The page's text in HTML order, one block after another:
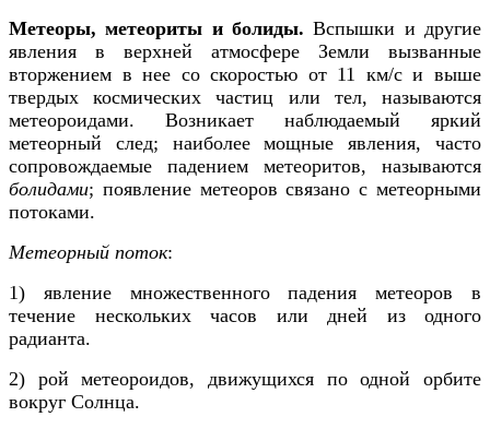
Метеоры, метеориты и болиды.Вспышки и другие
явления в верхней атмосфере Земли вызванные
вторжением в нее со скоростью от 11 км/с и выше
твердых космических частиц или тел, называются
метеороидами. Возникает наблюдаемый яркий
метеорный след; наиболее мощные явления, часто
сопровождаемые падением метеоритов, называются
болидами; появление метеоров связано с метеорными
потоками.
Метеорный поток:
1) явление множественного падения метеоров в
течение нескольких часов или дней из одного
радианта.
2) рой метеороидов, движущихся по одной орбите
вокруг Солнца.